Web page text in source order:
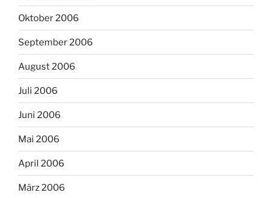
Oktober 2006
September 2006
August 2006
Juli 2006
Juni 2006
Mai 2006
April 2006
März 2006